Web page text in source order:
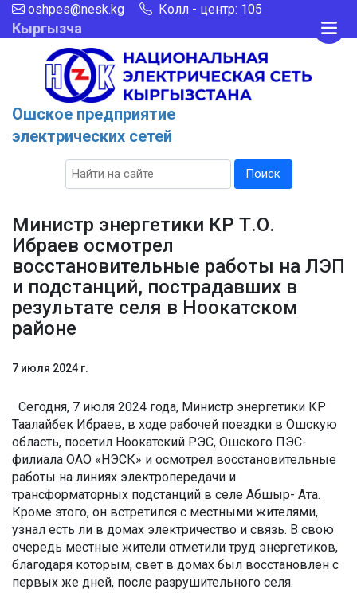
oshpes@nesk.kg Колл - центр: 105
Кыргызча
Ошское предприятие
электрических сетей
Поиск
Министр энергетики КР Т.О.
Ибраев осмотрел
восстановительные работы на ЛЭП
и подстанций, пострадавших в
результате селя в Ноокатском
районе
7 июля 2024 г.
Сегодня, 7 июля 2024 года, Министр энергетики КР
Таалайбек Ибраев, в ходе рабочей поездки в Ошскую
область, посетил Ноокатский РЭС, Ошского ПЭС-
филиала ОАО «НЭСК» и осмотрел восстановительные
работы на линиях электропередачи и
трансформаторных подстанций в селе Абшыр- Ата.
Кроме этого, он встретился с местными жителями,
узнал есть ли в домах электричество и связь. В свою
очередь местные жители отметили труд энергетиков,
благодаря которым, свет в домах был восстановлен с
первых же дней, после разрушительного селя.